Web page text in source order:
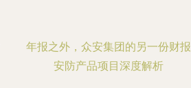
年报之外，众安集团的另一份财报
安防产品项目深度解析